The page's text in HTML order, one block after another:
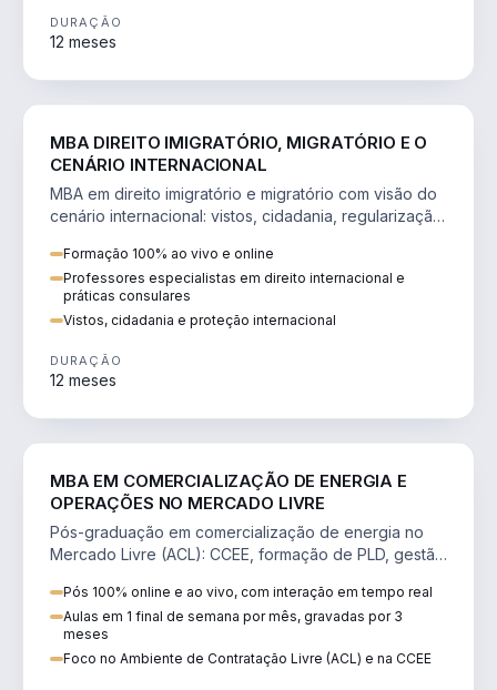
DURAÇÃO
12 meses
MBA DIREITO IMIGRATÓRIO, MIGRATÓRIO E O
CENÁRIO INTERNACIONAL
MBA em direito imigratório e migratório com visão do
cenário internacional: vistos, cidadania, regularização
Formação 100% ao vivo e online
Professores especialistas em direito internacional e
práticas consulares
Vistos, cidadania e proteção internacional
DURAÇÃO
12 meses
MBA EM COMERCIALIZAÇÃO DE ENERGIA E
OPERAÇÕES NO MERCADO LIVRE
Pós-graduação em comercialização de energia no
Mercado Livre (ACL): CCEE, formação de PLD, gestão
Pós 100% online e ao vivo, com interação em tempo real
Aulas em 1 final de semana por mês, gravadas por 3
meses
Foco no Ambiente de Contratação Livre (ACL) e na CCEE